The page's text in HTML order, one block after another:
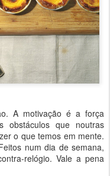
A motivação é a força
obstáculos que noutras
o que temos em mente.
num dia de semana,
relógio. Vale a pena